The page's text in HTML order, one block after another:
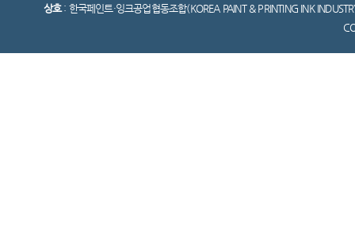
상호: 한국페인트·잉크공업협동조합(KOREA PAINT & PRINTING INK